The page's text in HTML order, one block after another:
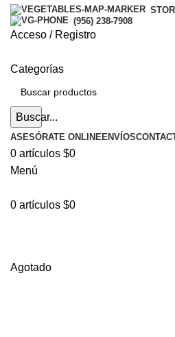
(956) 238-7908
Acceso / Registro
Categorías
Buscar...
ASESÓRATE ONLINEENVÍOS
0 artículos $0
Menú
0 artículos $0
Agotado